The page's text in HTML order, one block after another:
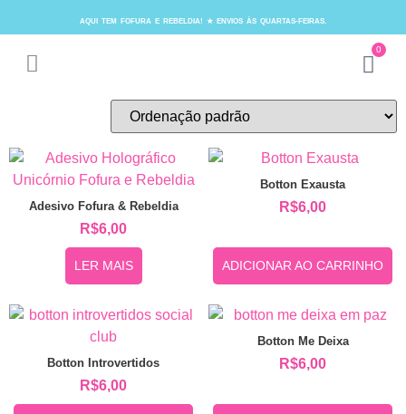
AQUI TEM FOFURA E REBELDIA! ★ ENVIOS ÀS QUARTAS-FEIRAS.
0
Adesivo Fofura & Rebeldia
R$6,00
LER MAIS
Botton Exausta
R$6,00
ADICIONAR AO CARRINHO
Botton Introvertidos
R$6,00
Botton Me Deixa
R$6,00